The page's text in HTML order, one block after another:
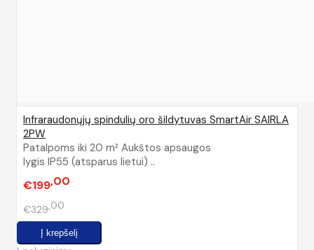
Infraraudonųjų spindulių oro šildytuvas SmartAir SAIRLA
2PW
Patalpoms iki 20 m² Aukštos apsaugos
lygis IP55 (atsparus lietui) ..
€199 00
€329 00